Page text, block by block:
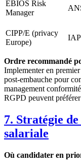
EBIOS Risk
Manager
CIPP/E (privacy
Europe)
Ordre recommandé
Implementer en
post-embauche pour
management
RGPD peuvent
7. Stratégie
salariale
Où candidater en